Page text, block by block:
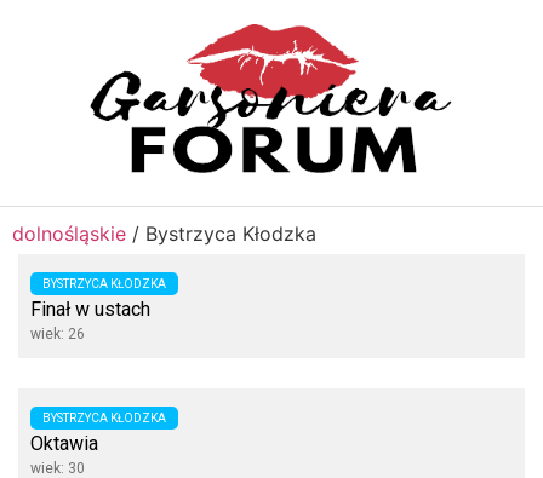
dolnośląskie / Bystrzyca Kłodzka
BYSTRZYCA KŁODZKA
Finał w ustach
wiek: 26
BYSTRZYCA KŁODZKA
Oktawia
wiek: 30